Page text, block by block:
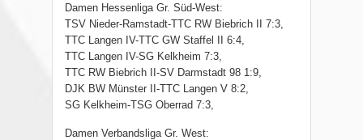
Damen Hessenliga Gr. Süd-West:
TSV Nieder-Ramstadt-TTC RW Biebrich II 7:3,
TTC Langen IV-TTC GW Staffel II 6:4,
TTC Langen IV-SG Kelkheim 7:3,
TTC RW Biebrich II-SV Darmstadt 98 1:9,
DJK BW Münster II-TTC Langen V 8:2,
SG Kelkheim-TSG Oberrad 7:3,
Damen Verbandsliga Gr. West: